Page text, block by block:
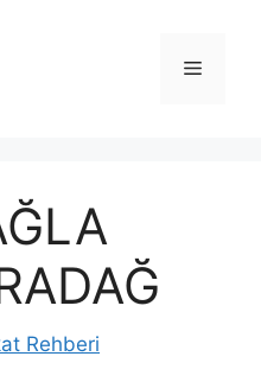
Menü
Rehberi